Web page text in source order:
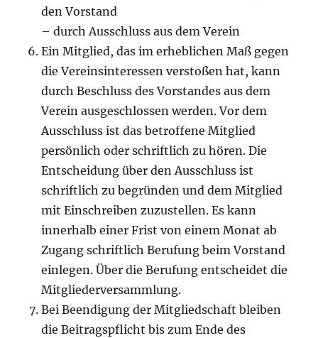
den Vorstand
– durch Ausschluss aus dem Verein
Ein Mitglied, das im erheblichen Maß gegen
die Vereinsinteressen verstoßen hat, kann
durch Beschluss des Vorstandes aus dem
Verein ausgeschlossen werden. Vor dem
Ausschluss ist das betroffene Mitglied
persönlich oder schriftlich zu hören. Die
Entscheidung über den Ausschluss ist
schriftlich zu begründen und dem Mitglied
mit Einschreiben zuzustellen. Es kann
innerhalb einer Frist von einem Monat ab
Zugang schriftlich Berufung beim Vorstand
einlegen. Über die Berufung entscheidet die
Mitgliederversammlung.
Bei Beendigung der Mitgliedschaft bleiben
die Beitragspflicht bis zum Ende des